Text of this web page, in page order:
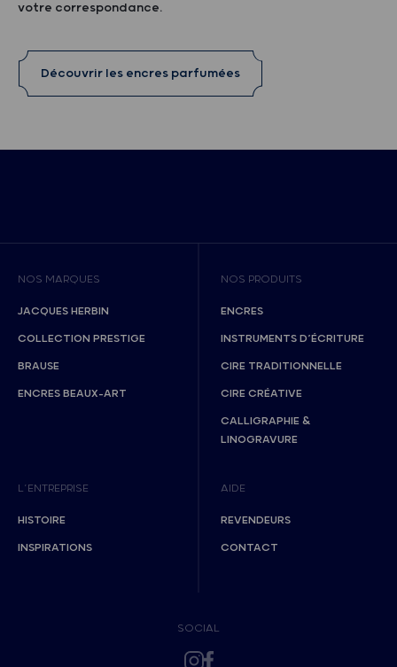
votre correspondance.
Découvrir les encres parfumées
NOS MARQUES
JACQUES HERBIN
COLLECTION PRESTIGE
BRAUSE
ENCRES BEAUX-ART
NOS PRODUITS
ENCRES
INSTRUMENTS D’ÉCRITURE
CIRE TRADITIONNELLE
CIRE CRÉATIVE
CALLIGRAPHIE &
LINOGRAVURE
L’ENTREPRISE
HISTOIRE
INSPIRATIONS
AIDE
REVENDEURS
CONTACT
SOCIAL